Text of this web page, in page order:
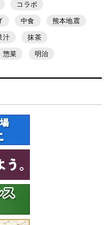
コラボ
中食 熊本地震
汁 抹茶
惣菜 明治